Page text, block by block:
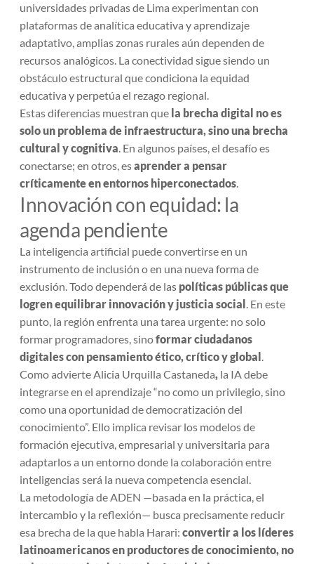
universidades privadas de Lima experimentan con
plataformas de analítica educativa y aprendizaje
adaptativo, amplias zonas rurales aún dependen de
recursos analógicos. La conectividad sigue siendo un
obstáculo estructural que condiciona la equidad
educativa y perpetúa el rezago regional.
Estas diferencias muestran que la brecha digital no es
solo un problema de infraestructura, sino una brecha
cultural y cognitiva. En algunos países, el desafío es
conectarse; en otros, esaprender a pensar
críticamente en entornos hiperconectados.
Innovación con equidad: la
agenda pendiente
La inteligencia artificial puede convertirse en un
instrumento de inclusión o en una nueva forma de
exclusión. Todo dependerá de las políticas públicas que
logren equilibrar innovación y justicia social. En este
punto, la región enfrenta una tarea urgente: no solo
formar programadores, sinoformar ciudadanos
digitales con pensamiento ético, crítico y global.
Como advierte Alicia Urquilla Castaneda, la IA debe
integrarse en el aprendizaje “no como un privilegio, sino
como una oportunidad de democratización del
conocimiento”. Ello implica revisar los modelos de
formación ejecutiva, empresarial y universitaria para
adaptarlos a un entorno donde la colaboración entre
inteligencias será la nueva competencia esencial.
La metodología de ADEN —basada en la práctica, el
intercambio y la reflexión— busca precisamente reducir
esa brecha de la que habla Harari: convertir a los líderes
latinoamericanos en productores de conocimiento, no